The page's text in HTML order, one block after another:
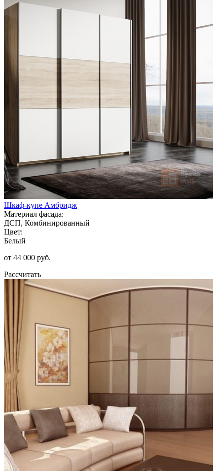
Шкаф-купе Амбридж
Материал фасада:
ДСП, Комбинированный
Цвет:
Белый
от 44 000 руб.
Рассчитать